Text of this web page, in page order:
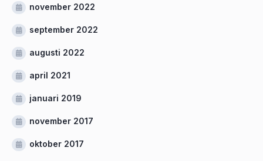
november 2022
september 2022
augusti 2022
april 2021
januari 2019
november 2017
oktober 2017